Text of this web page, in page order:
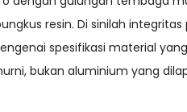
resin. Di sinilah integritas
spesifikasi material
bukan aluminium yang